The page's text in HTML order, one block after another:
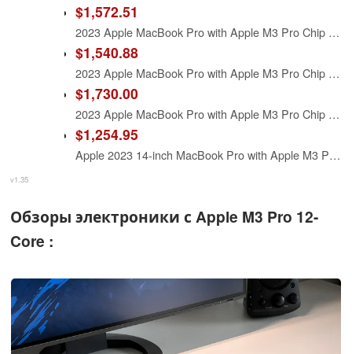
$1,572.51
2023 Apple MacBook Pro with Apple M3 Pro Chip with 12‑core CPU and 18‑core GPU (16-inch, 18GB RAM, 512GB SSD Storage) (QWERTY English) Space Black (Renewed Premium)
$1,540.88
2023 Apple MacBook Pro with Apple M3 Pro Chip (16-Inch, 18GB RAM, 512GB SSD Storage) (QWERTY English) Silver (Renewed)
$1,730.00
2023 Apple MacBook Pro with Apple M3 Pro Chip 12-Core CPU/18-Core GPU (16-inch, 18GB RAM, 512GB SSD Storage) (QWERTY English) Silver (Renewed Premium)
$1,254.95
Apple 2023 14-inch MacBook Pro with Apple M3 Pro chip, 18GB RAM, 512GB SSD Storage, Space Black (Renewed)
v1.35
Обзоры электроники с Apple M3 Pro 12-
Core :